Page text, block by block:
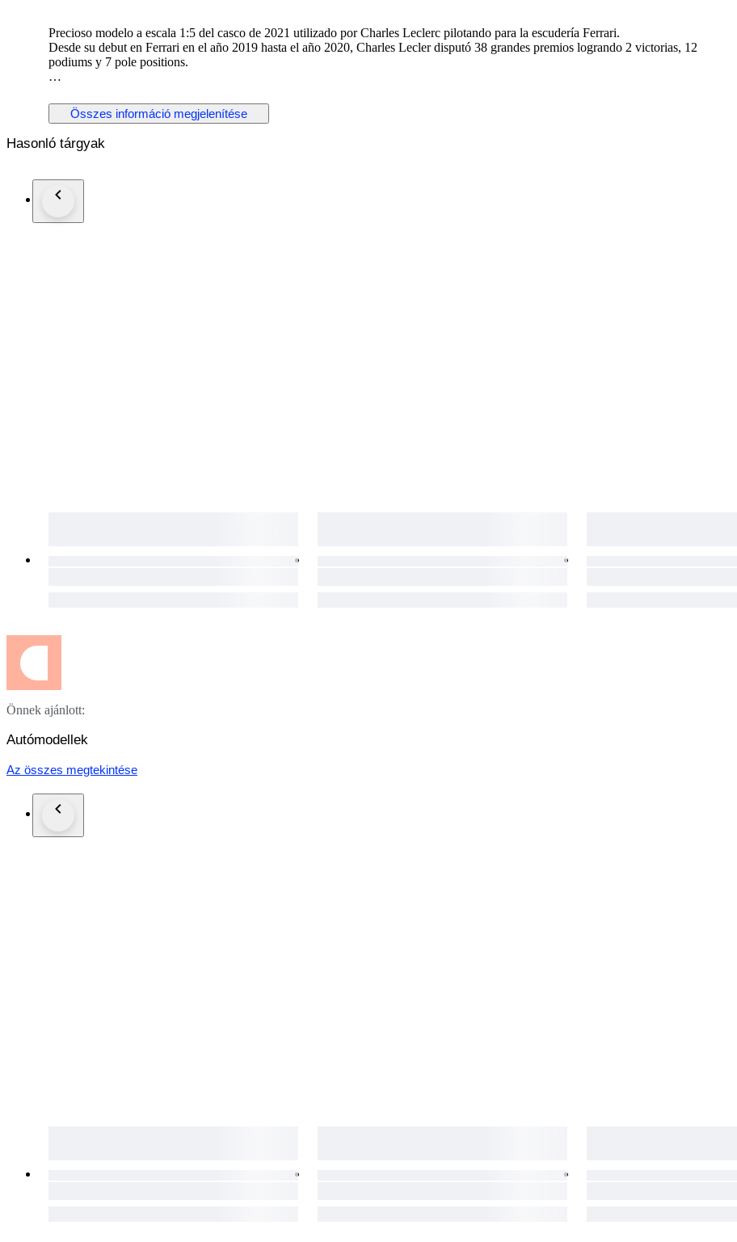
Precioso modelo a escala 1:5 del casco de 2021 utilizado por Charles Leclerc pilotando para la escudería Ferrari.
Desde su debut en Ferrari en el año 2019 hasta el año 2020, Charles Lecler disputó 38 grandes premios logrando 2 victorias, 12
podiums y 7 pole positions.
Spark. Extraordinario nivel de detalles, acabados y calidad de fabricación.
Producto con Licencia oficial Ferrari.
Se vende como artículo de segunda mano pero muy cuidado y en perfecto estado.
*****CONSULTA TODOS MIS LOTES EN SUBASTA*****
Összes információ megjelenítése
Hasonló tárgyak
Önnek ajánlott:
Autómodellek
Az összes megtekintése